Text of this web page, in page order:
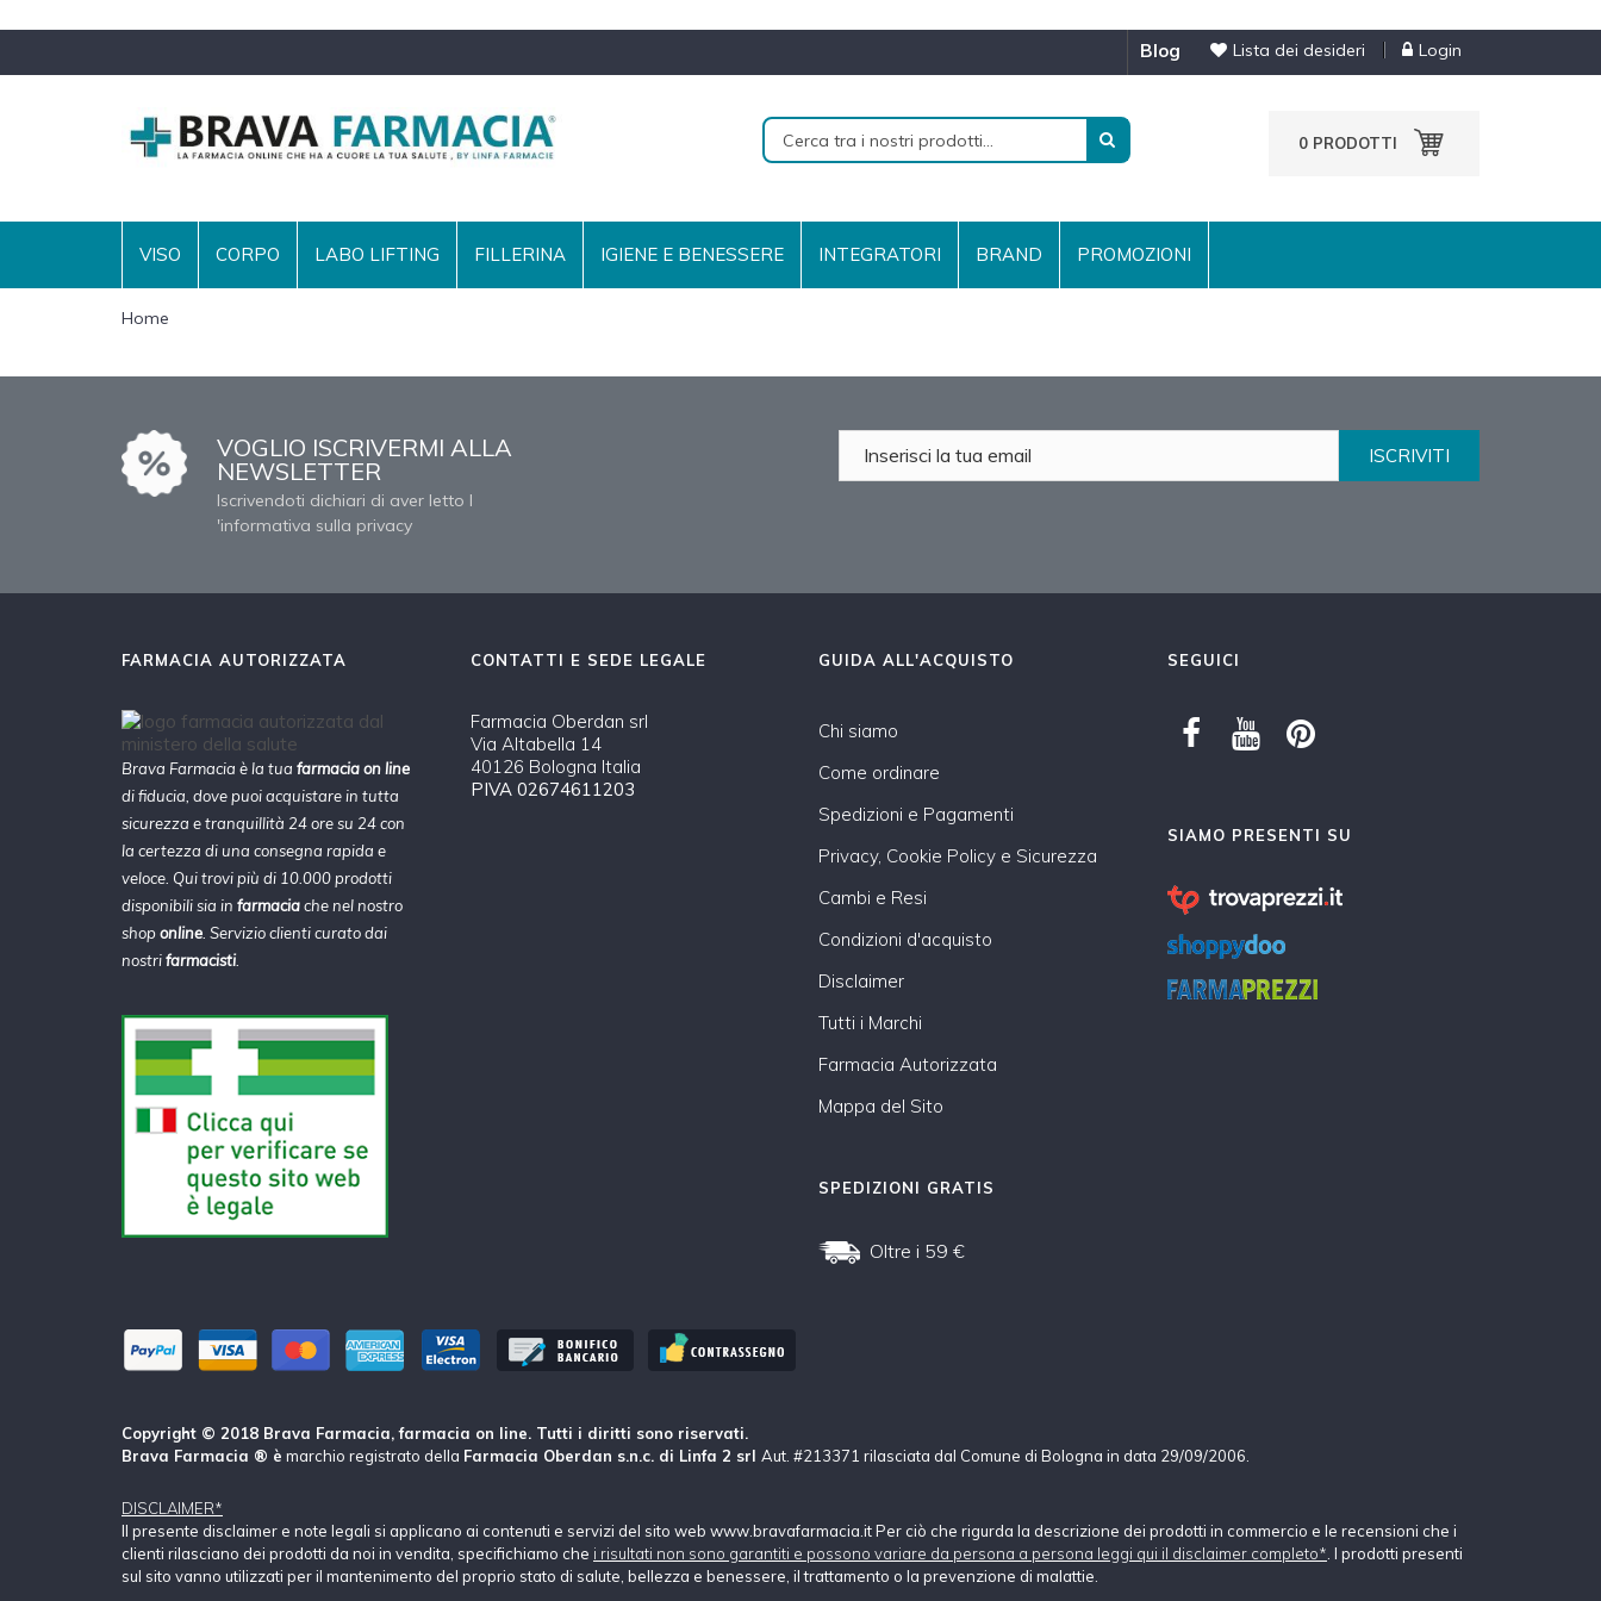
Lista dei desideri Login
blog
0 PRODOTTI
VISO CORPO LABO LIFTING FILLERINA IGIENE E BENESSERE INTEGRATORI BRAND PROMOZIONI
Home
VOGLIO ISCRIVERMI ALLA
NEWSLETTER
Iscrivendoti dichiari di aver letto l
'informativa sulla privacy
ISCRIVITI
FARMACIA AUTORIZZATA
Brava Farmacia è la tua farmacia on line
di fiducia, dove puoi acquistare in tutta
sicurezza e tranquillità 24 ore su 24 con
la certezza di una consegna rapida e
veloce. Qui trovi più di 10.000 prodotti
disponibili sia in farmaciache nel nostro
shoponline . Servizio clienti curato dai
nostrifarmacisti
CONTATTI E SEDE LEGALE
Farmacia Oberdan srl
Via Altabella 14
40126 Bologna Italia
PIVA 02674611203
GUIDA ALL'ACQUISTO
Chi siamo
Come ordinare
Spedizioni e Pagamenti
Privacy, Cookie Policy e Sicurezza
Cambi e Resi
Condizioni d'acquisto
Disclaimer
Tutti i Marchi
Farmacia Autorizzata
Mappa del Sito
SPEDIZIONI GRATIS
Oltre i 59 €
SEGUICI
SIAMO PRESENTI SU
Copyright © 2018 Brava Farmacia, farmacia on line. Tutti i diritti sono riservati.
Brava Farmacia ® è marchio registrato della Farmacia Oberdan s.n.c. di Linfa 2 srl Aut. #213371 rilasciata dal Comune di Bologna in data 29/09/2006.
DISCLAIMER*
Il presente disclaimer e note legali si applicano ai contenuti e servizi del sito web www.bravafarmacia.it Per ciò che rigurda la descrizione dei prodotti in commercio e le recensioni che i
clienti rilasciano dei prodotti da noi in vendita, specifichiamo che i risultati non sono garantiti e possono variare da persona a persona leggi qui il disclaimer completo* . I prodotti presenti
sul sito vanno utilizzati per il mantenimento del proprio stato di salute, bellezza e benessere, il trattamento o la prevenzione di malattie.